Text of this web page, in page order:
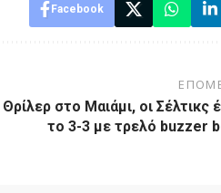
Facebook
στο Μαιάμι, οι Σέλτικς
το 3-3 με τρελό buzzer